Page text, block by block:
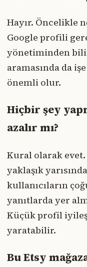
Hayır. Öncelikle
Google profili
yönetiminden
aramasında da
önemli olur.
Hiçbir şey
azalır mı?
Kural olarak evet.
yaklaşık
kullanıcıların
yanıtlarda yer
Küçük profil
yaratabilir.
Bu Etsy